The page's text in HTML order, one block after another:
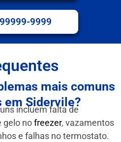
9999
mais comuns
em Sidervile?
incluem falta de
gelo nofreezer, vazamentos
e falhas no termostato.